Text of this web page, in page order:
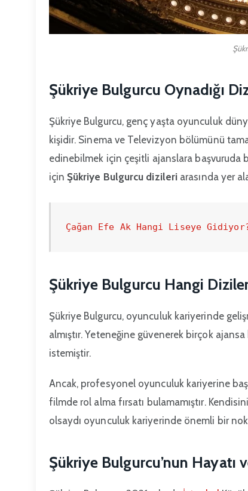
Şükriye Bulgurcu Oynadığı
Şükriye Bulgurcu, genç yaşta oyunculuk
kişidir. Sinema ve Televizyon bölümünü
edinebilmek için çeşitli ajanslara
için Şükriye Bulgurcu dizileri arasında yer
Çağan Efe Ak Hangi Liseye
Şükriye Bulgurcu Hangi
Şükriye Bulgurcu, oyunculuk kariyerinde
almıştır. Yeteneğine güvenerek birçok
istemiştir.
Ancak, profesyonel oyunculuk kariyerine
filmde rol alma fırsatı bulamamıştır.
olsaydı oyunculuk kariyerinde önemli bir
Şükriye Bulgurcu’nun Hayatı